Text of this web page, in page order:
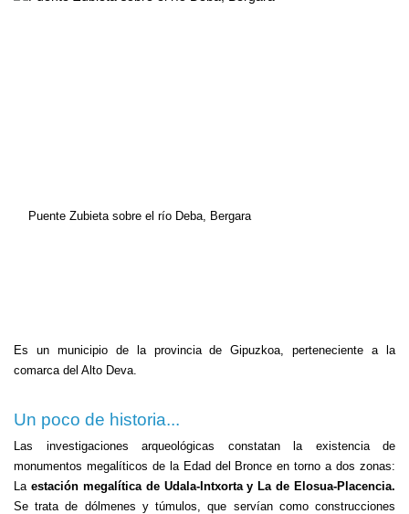
Puente Zubieta sobre el río Deba, Bergara
Es un municipio de la provincia de Gipuzkoa, perteneciente a la
comarca del Alto Deva.
Un poco de historia...
Las investigaciones arqueológicas constatan la existencia de
monumentos megalíticos de la Edad del Bronce en torno a dos zonas:
La estación megalítica de Udala-Intxorta y La de Elosua-Placencia.
Se trata de dólmenes y túmulos, que servían como construcciones